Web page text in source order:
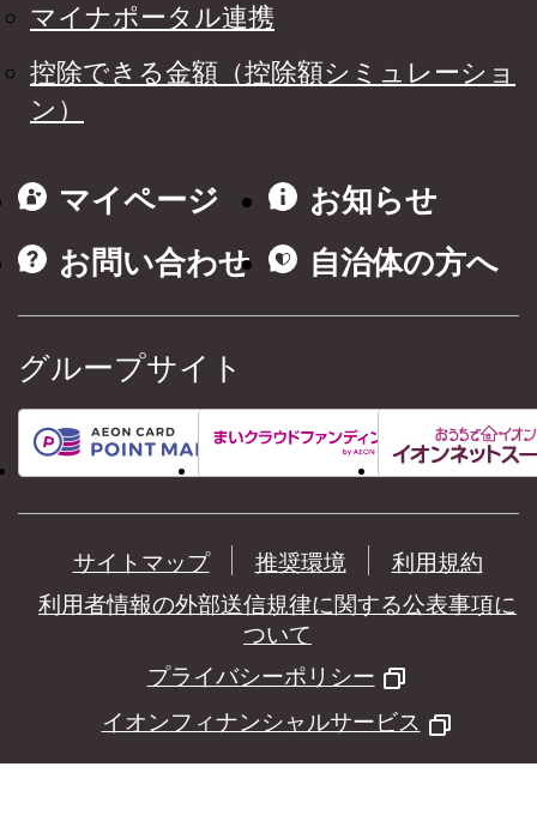
マイナポータル連携
控除できる金額（控除額シミュレーショ
ン）
マイページ
お知らせ
お問い合わせ
自治体の方へ
グループサイト
サイトマップ 推奨環境
利用規約
利用者情報の外部送信規律に関する公表事項に
ついて
プライバシーポリシー
イオンフィナンシャルサービス